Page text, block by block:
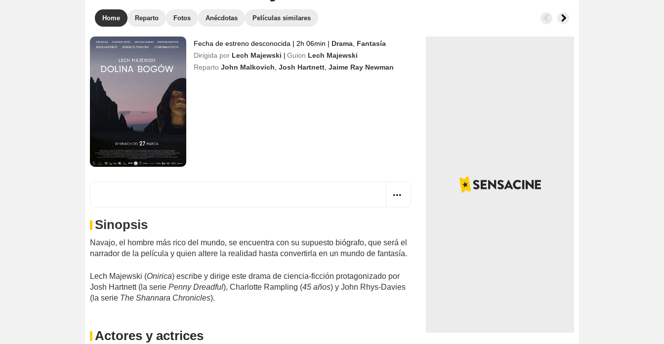
Home Reparto Fotos Anécdotas Películas similares
Fecha de estreno desconocida | 2h 06min | Drama Fantasía
Dirigida por Lech Majewski Guion Lech Majewski
Reparto John Malkovich Josh Hartnett Jaime Ray Newman
Sinopsis
Navajo, el hombre más rico del mundo, se encuentra con su supuesto biógrafo, que será el
narrador de la película y quien altere la realidad hasta convertirla en un mundo de fantasía.
Lech Majewski (Onirica) escribe y dirige este drama de ciencia-ficción protagonizado por
Josh Hartnett (la serie Penny Dreadful), Charlotte Rampling (45 años) y John Rhys-Davies
(la serie The Shannara Chronicles).
Actores y actrices